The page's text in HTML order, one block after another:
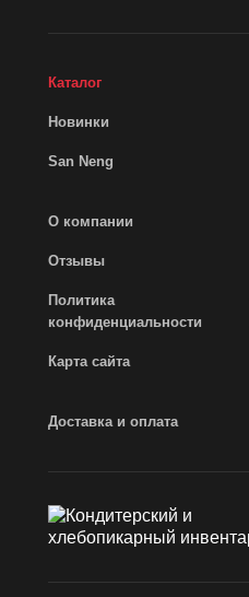
Каталог
Новинки
San Neng
О компании
Отзывы
Политика
конфиденциальности
Карта сайта
Доставка и оплата